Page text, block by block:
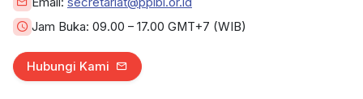
Jam Buka: 09.00 – 17.00 GMT+7 (WIB)
Hubungi Kami